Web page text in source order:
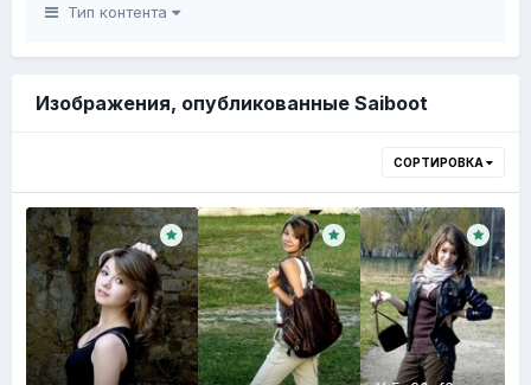
Тип контента
Изображения, опубликованные Saiboot
СОРТИРОВКА